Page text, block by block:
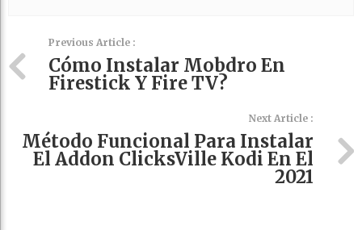
Previous Article :
Cómo Instalar Mobdro En
Firestick Y Fire TV?
Next Article :
Método Funcional Para Instalar
El Addon ClicksVille Kodi En El
2021